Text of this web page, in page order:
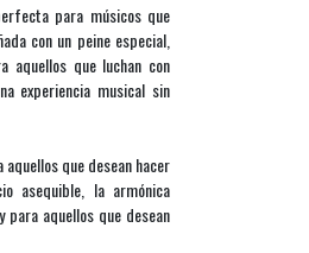
para músicos que
con un peine especial,
aquellos que luchan con
experiencia musical sin
que desean hacer
asequible, la armónica
para aquellos que desean